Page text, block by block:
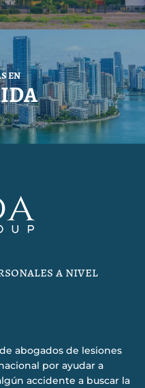
EN
a nivel
abogados de lesiones
por ayudar a
accidente a buscar la